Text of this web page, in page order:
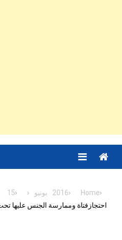
Menu
Home
2016 يونيو
15
احتجازفتاة وممارسة الجنس عليها تحت